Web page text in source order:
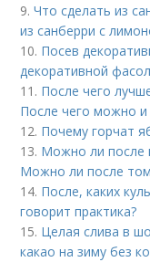
9.Что сделать из
из санберри с
10. Посев
декоративной
11. После чего
После чего можно и
12. Почему горчат
13. Можно ли после
Можно ли после
14. После, каких
говорит практика?
15. Целая слива в
какао на зиму без